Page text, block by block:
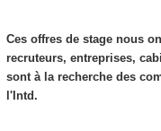
Ces offres de stage nous
recruteurs, entreprises,
sont à la recherche des
l'Intd.